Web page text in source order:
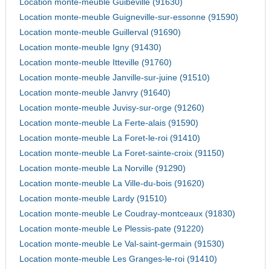
Location monte-meuble Guibeville (91630)
Location monte-meuble Guigneville-sur-essonne (91590)
Location monte-meuble Guillerval (91690)
Location monte-meuble Igny (91430)
Location monte-meuble Itteville (91760)
Location monte-meuble Janville-sur-juine (91510)
Location monte-meuble Janvry (91640)
Location monte-meuble Juvisy-sur-orge (91260)
Location monte-meuble La Ferte-alais (91590)
Location monte-meuble La Foret-le-roi (91410)
Location monte-meuble La Foret-sainte-croix (91150)
Location monte-meuble La Norville (91290)
Location monte-meuble La Ville-du-bois (91620)
Location monte-meuble Lardy (91510)
Location monte-meuble Le Coudray-montceaux (91830)
Location monte-meuble Le Plessis-pate (91220)
Location monte-meuble Le Val-saint-germain (91530)
Location monte-meuble Les Granges-le-roi (91410)